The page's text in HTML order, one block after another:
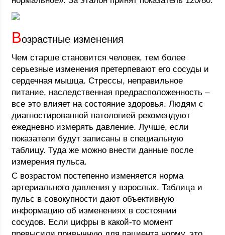
Возрастные изменения
Чем старше становится человек, тем более
серьезные изменения претерпевают его сосуды и
сердечная мышца. Стрессы, неправильное
питание, наследственная предрасположенность –
все это влияет на состояние здоровья. Людям с
диагностированной патологией рекомендуют
ежедневно измерять давление. Лучше, если
показатели будут записаны в специальную
таблицу. Туда же можно внести данные после
измерения пульса.
С возрастом постепенно изменяется норма
артериального давления у взрослых. Таблица и
пульс в совокупности дают объективную
информацию об изменениях в состоянии
сосудов. Если цифры в какой-то момент